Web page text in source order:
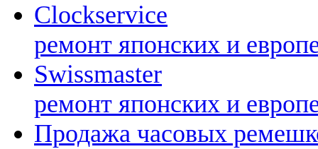
Clockservice
ремонт японских и
Swissmaster
ремонт японских и
Продажа часовых